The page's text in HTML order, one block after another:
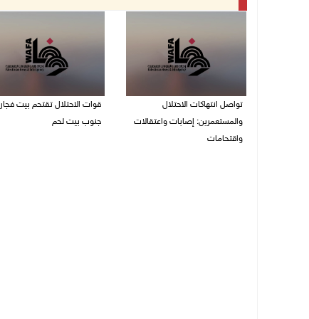
تواصل انتهاكات الاحتلال
والمستعمرين: إصابات واعتقالات
واقتحامات
قوات الاحتلال تقتحم بيت فجار
جنوب بيت لحم